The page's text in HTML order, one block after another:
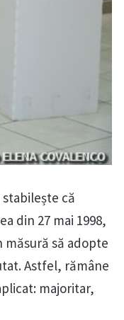
că
din 27 mai 1998,
să adopte
Astfel, rămâne
majoritar,